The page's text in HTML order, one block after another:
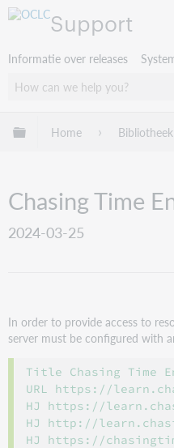
Support
Informatie over releases
Mondiale hiërarchie
Home
Chasing Time
2024-03-25
In order to provide access to
server must be configured with
Title Chasing Time
URL https://
HJ https://
HJ http://
HJ https://